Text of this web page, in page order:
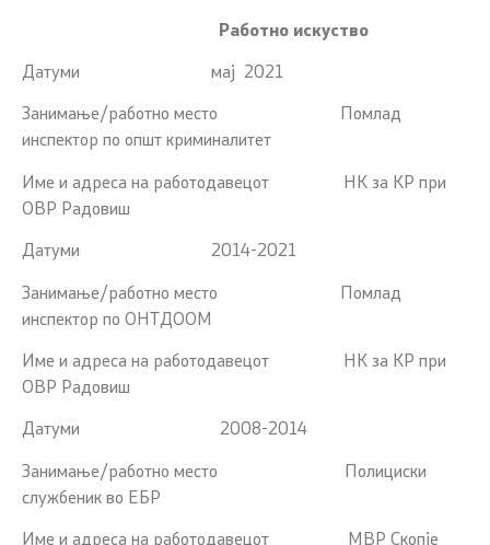
Работно искуство
Датуми мај 2021
Занимање/работно место Помлад
инспектор по општ криминалитет
Име и адреса на работодавецот НК за КР при
ОВР Радовиш
Датуми 2014-2021
Занимање/работно место Помлад
инспектор по ОНТДООМ
Име и адреса на работодавецот НК за КР при
ОВР Радовиш
Датуми 2008-2014
Занимање/работно место Полициски
службеник во ЕБР
Име и адреса на работодавецот МВР Скопје